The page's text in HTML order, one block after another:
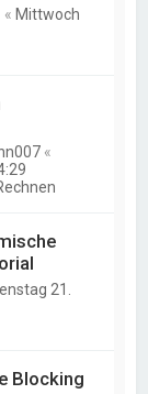
« Mittwoch
«
21.
Blocking